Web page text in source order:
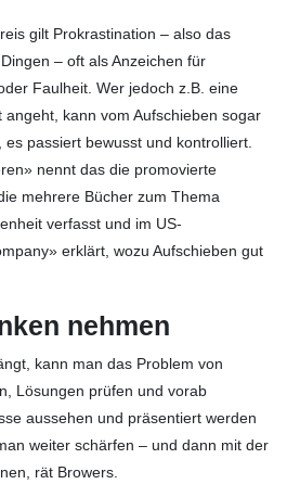
gilt Prokrastination – also das
– oft als Anzeichen für
Faulheit. Wer jedoch z.B. eine
kann vom Aufschieben sogar
passiert bewusst und kontrolliert.
nennt das die promovierte
mehrere Bücher zum Thema
verfasst und im US-
erklärt, wozu Aufschieben gut
nehmen
kann man das Problem von
Lösungen prüfen und vorab
aussehen und präsentiert werden
weiter schärfen – und dann mit der
rät Browers.